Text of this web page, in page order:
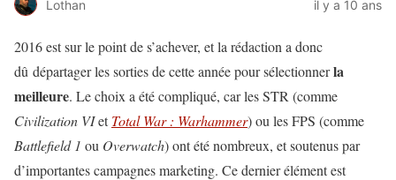
Lothan il y a 10 ans
2016 est sur le point de s’achever, et la rédaction a donc
dû départager les sorties de cette année pour sélectionnerla
meilleure. Le choix a été compliqué, car les STR (comme
Civilization VIetTotal War : Warhammer) ou les FPS (comme
Battlefield 1 ou Overwatch) ont été nombreux, et soutenus par
d’importantes campagnes marketing. Ce dernier élément est